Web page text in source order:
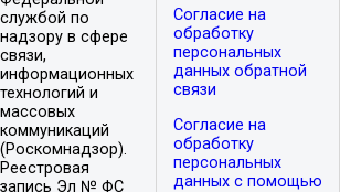
службой по
надзору в сфере
связи,
информационных
технологий и
массовых
коммуникаций
(Роскомнадзор).
Реестровая
запись Эл № ФС
Согласие на
обработку
персональных
данных обратной
связи
Согласие на
обработку
персональных
данных с помощью